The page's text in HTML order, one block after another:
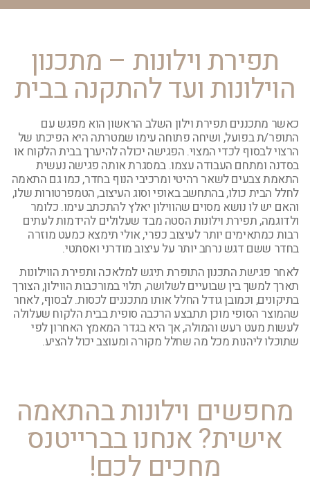
תפירת וילונות – מתכנון
הוילונות ועד להתקנה בבית
כאשר מתכננים תפירת וילון השלב הראשון הוא מפגש עם
התופר/ת בפועל, ושיחה פתוחה עימו שמטרתה היא הפיכתו של
הרצוי לבסוף לכדי המצוי. הפגישה יכולה להיערך בבית הלקוח או
בסדנה ומתחם העבודה עצמו. במסגרת אותה פגישה נעשית
התאמת צבעים לשאר רהיטי ומרכיבי הנוף בחדר, כמו גם התאמה
לחלל הבית כולו, בהתחשב באופי וסוג העיצוב, הטמפרטורות שלו,
והאם יש לו נושא מסוים שהווילון יאלץ להתכתב עימו. כלומר
ולדוגמה, תפירת וילונות הסטה מבד שעלולים להידמות לעתים
רבות כמתאימים יותר לעיצוב כפרי, אולי תימצא כמעט מוזרה
בחדר ששם דגש נרחב יותר על עיצוב מודרני ואסתטי.
לאחר פגישת התכנון התופרת תיגש למלאכה ותפירת הווילונות
תארך למשך בין שבועיים לשלושה, תלוי במורכבות הווילון, הצורך
בתיקונים, וכמובן גודל החלל אותו מתכננים לכסות. לבסוף, לאחר
שהמוצר הסופי מוכן תתבצע הרכבה סופית בבית הלקוח שעלולה
לעשות מעט רעש והמולה, אך היא בגדר המאמץ האחרון לפי
שתוכלו ליהנות מכל מה שחלל מקורה ומעוצב יכול להציע.
מחפשים וילונות בהתאמה
אישית? אנחנו בברייטנס
מחכים לכם!